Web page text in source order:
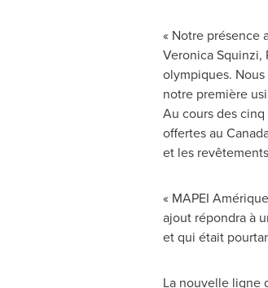
« Notre présence
Veronica Squinzi,
olympiques.
notre première
Au cours des
offertes au
et les
« MAPEI
ajout répondra à
et qui était
La nouvelle ligne